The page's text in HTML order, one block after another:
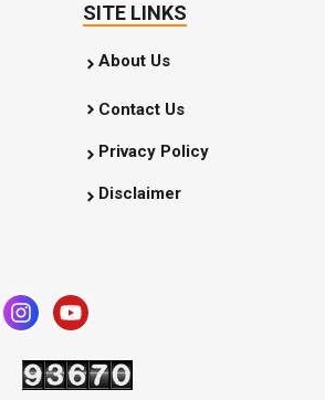
SITE LINKS
About Us
Contact Us
Privacy Policy
Disclaimer